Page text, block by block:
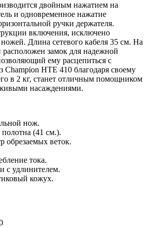
двойным нажатием на
и одновременное нажатие
ручки держателя.
включения, исключено
Длина сетевого кабеля 35 см. На
замок для надежной
ему расцепиться с
Champion HTE 410 благодаря своему
в 2 кг, станет отличным помощником
насаждениями.
нож.
(41 см.).
обрезаемых веток.
тока.
с удлинителем.
кожух.